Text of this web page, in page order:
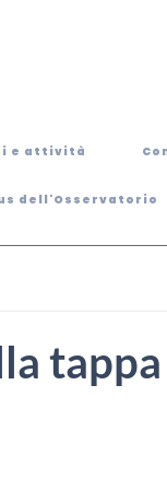
e attività
dell'Osservatorio
tappa